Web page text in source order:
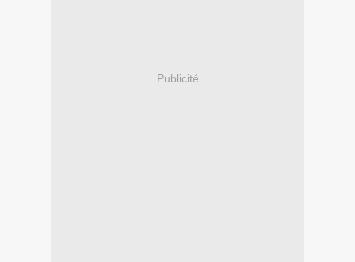
Publicité